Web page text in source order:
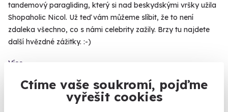
Ctíme vaše soukromí, pojďme
vyřešit cookies
tandemový paragliding, který si nad beskydskými vršky užila
Shopaholic Nicol. Už teď vám můžeme slíbit, že to není
zdaleka všechno, co s námi celebrity zažily. Brzy tu najdete
další hvězdné zážitky. :-)
Více